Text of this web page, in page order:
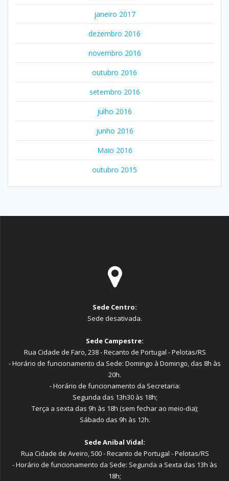
janeiro 2017
dezembro 2016
novembro 2016
outubro 2016
setembro 2016
julho 2016
junho 2016
Maio 2016
outubro 2015
Sede Centro:
Sede desativada.
Sede Campestre:
Rua Cidade de Faro, 238 - Recanto de Portugal - Pelotas/RS
- Horário de funcionamento da Sede: Domingo à Domingo, das 8h às
20h.
- Horário de funcionamento da Secretaria:
Segunda das 13h30 às 18h;
Terça a sexta das 9h às 18h (sem fechar ao meio-dia);
Sábado das 9h às 12h.
Sede Anibal Vidal:
Rua Cidade de Aveiro, 500 - Recanto de Portugal - Pelotas/RS
- Horário de funcionamento da Sede: Segunda a Sexta das 13h às
18h;